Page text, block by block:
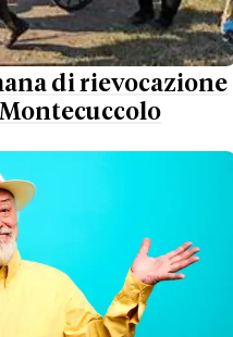
di rievocazione